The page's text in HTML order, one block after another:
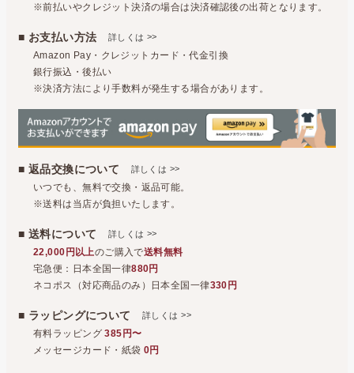
※前払いやクレジット決済の場合は決済確認後の出荷となります。
■ お支払い方法 詳しくは >>
Amazon Pay・クレジットカード・代金引換
銀行振込・後払い
※決済方法により手数料が発生する場合があります。
■ 返品交換について 詳しくは >>
いつでも、無料で交換・返品可能。
※送料は当店が負担いたします。
■ 送料について 詳しくは >>
22,000円以上のご購入で送料無料
宅急便：日本全国一律880円
ネコポス（対応商品のみ）日本全国一律330円
■ ラッピングについて詳しくは>>
有料ラッピング385円〜
メッセージカード・紙袋0円